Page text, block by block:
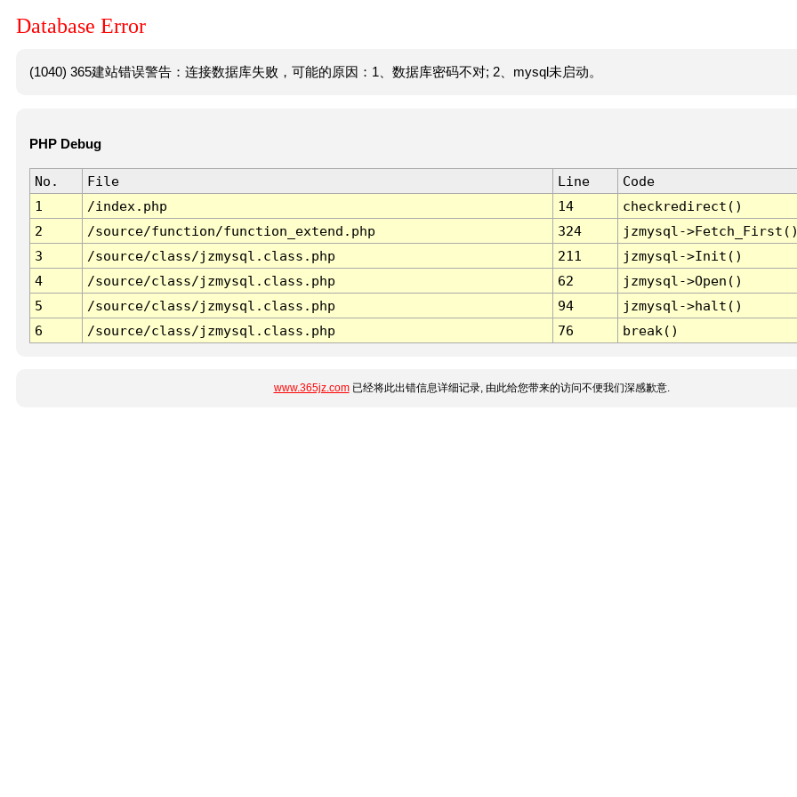
Database Error
(1040) 365建站错误警告：连接数据库失败，可能的原因：1、数据库密码不对; 2、mysql未启动。
PHP Debug
No. File Line
Code
1
/index.php 14
checkredirect()
2
/source/function/function_extend.php 324
jzmysql-
3
/source/class/jzmysql.class.php 211
jzmysql->Init()
4
/source/class/jzmysql.class.php 62
jzmysql->Open()
5
/source/class/jzmysql.class.php 94
jzmysql->halt()
6
/source/class/jzmysql.class.php 76 break()
www.365jz.com已经将此出错信息详细记录, 由此给您带来的访问不便我们深感歉意.